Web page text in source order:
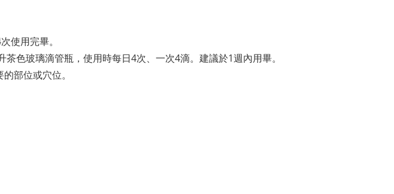
使用完畢。
色玻璃滴管瓶，使用時每日4次、一次4滴。建議於1週內用畢。
部位或穴位。